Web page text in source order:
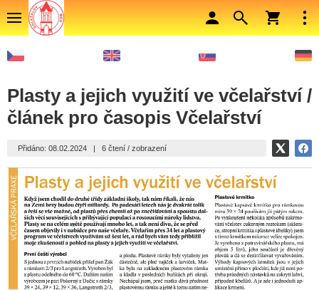
Plasty a jejich využití ve včelařství /
článek pro časopis Včelařství
Přidáno: 08.02.2024 | 6 čtení / zobrazení